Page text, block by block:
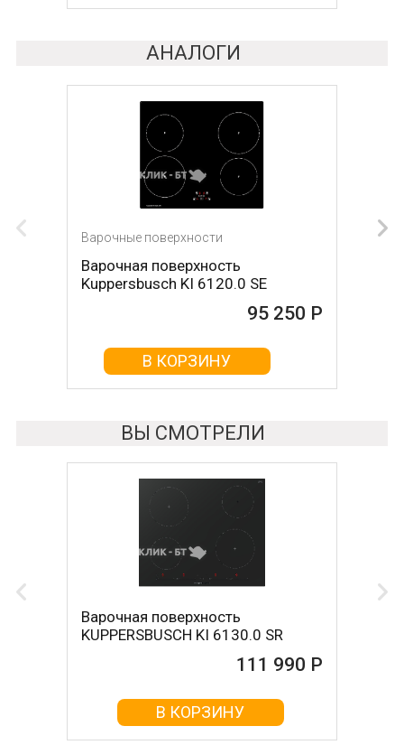
АНАЛОГИ
Варочные поверхности
Варочная поверхность
Kuppersbusch KI 6120.0 SE
95 250 Р
В КОРЗИНУ
ВЫ СМОТРЕЛИ
Варочная поверхность
KUPPERSBUSCH KI 6130.0 SR
111 990 Р
В КОРЗИНУ